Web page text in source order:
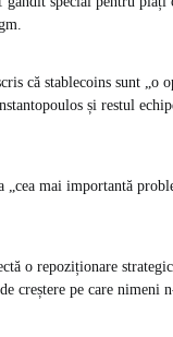
că stablecoins sunt „o
și restul
mai importantă
o repoziționare
creștere pe care nimeni